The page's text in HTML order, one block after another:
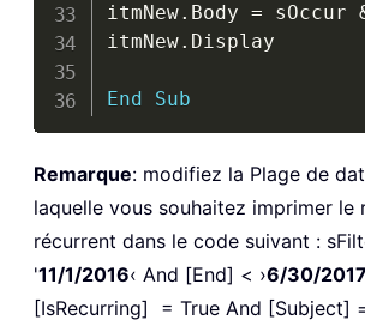
itmNew. Body = sOccur
itmNew. Display
End Sub
Remarque: modifiez la Plage de
laquelle vous souhaitez imprimer le
récurrent dans le code suivant :
'11/1/2016‹ And [End] < ›6/30/
[IsRecurring] = True And [Subject]